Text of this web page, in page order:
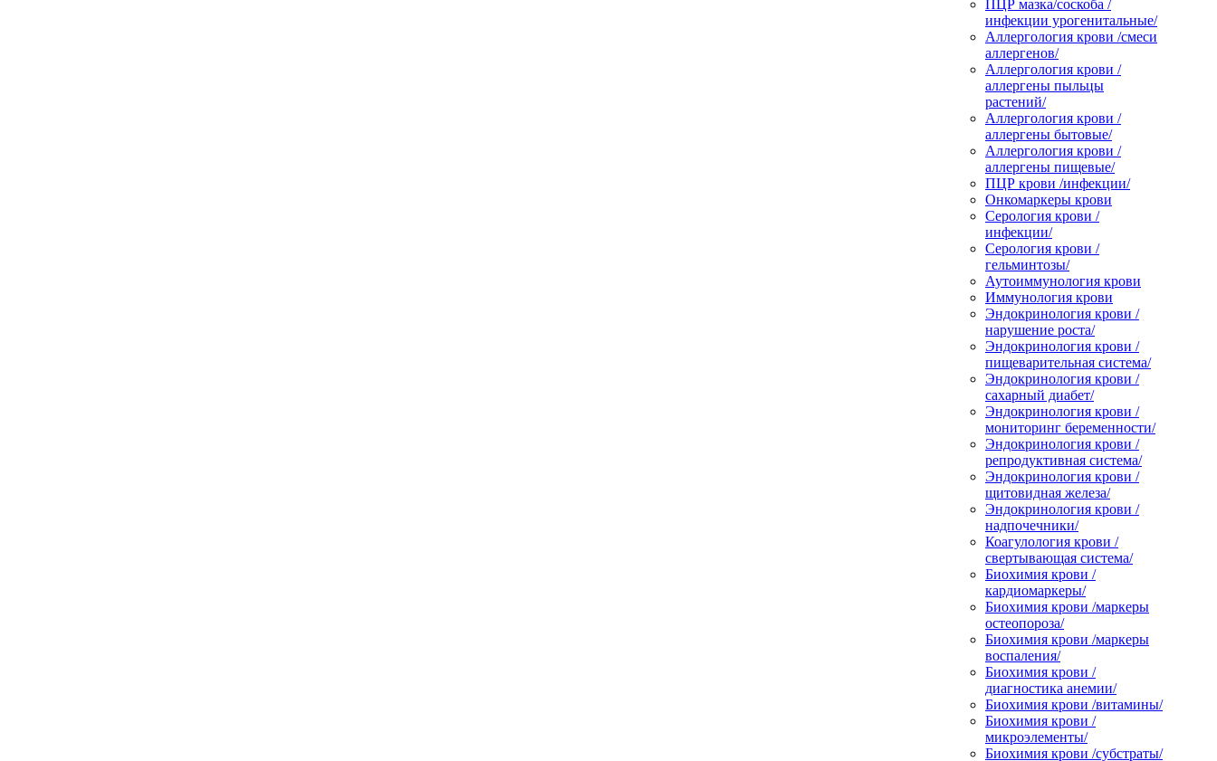
ПЦР мазка/соскоба /
инфекции урогенитальные/
Аллергология крови /смеси
аллергенов/
Аллергология крови /
аллергены пыльцы
растений/
Аллергология крови /
аллергены бытовые/
Аллергология крови /
аллергены пищевые/
ПЦР крови /инфекции/
Онкомаркеры крови
Серология крови /
инфекции/
Серология крови /
гельминтозы/
Аутоиммунология крови
Иммунология крови
Эндокринология крови /
нарушение роста/
Эндокринология крови /
пищеварительная система/
Эндокринология крови /
сахарный диабет/
Эндокринология крови /
мониторинг беременности/
Эндокринология крови /
репродуктивная система/
Эндокринология крови /
щитовидная железа/
Эндокринология крови /
надпочечники/
Коагулология крови /
свертывающая система/
Биохимия крови /
кардиомаркеры/
Биохимия крови /маркеры
остеопороза/
Биохимия крови /маркеры
воспаления/
Биохимия крови /
диагностика анемии/
Биохимия крови /витамины/
Биохимия крови /
микроэлементы/
Биохимия крови /субстраты/